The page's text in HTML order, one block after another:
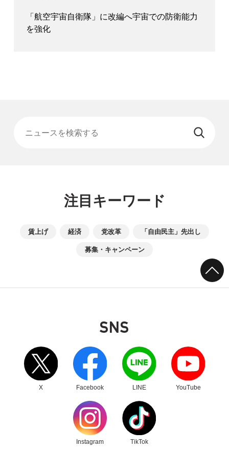
「航空宇宙自衛隊」に改編へ宇宙での防衛能力
を強化
注目キーワード
賃上げ 経済 党改革 「自由民主」先出し
募集・キャンペーン
SNS
X
別ウィンドウリンク
Facebook
別ウィンドウリンク
LINE
別ウィンドウリンク
YouTube
別ウィンドウリンク
Instagram
別ウィンドウリンク
TikTok
別ウィンドウリンク